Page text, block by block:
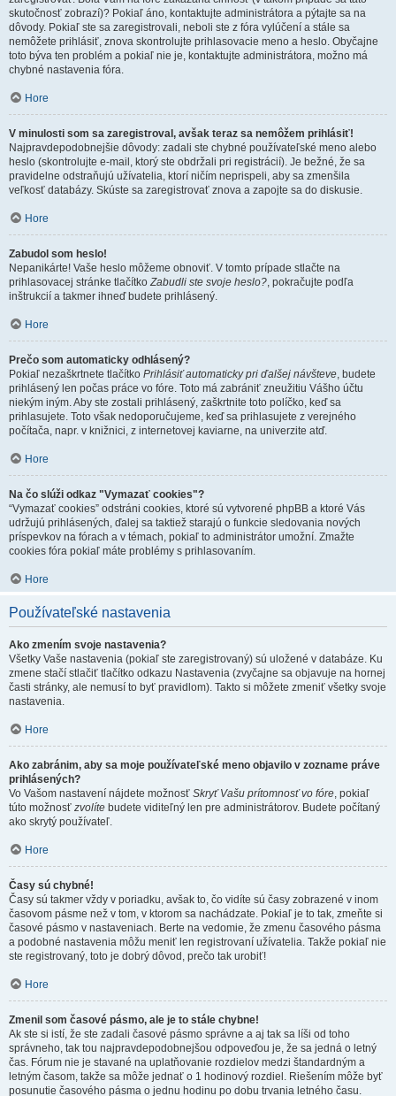
skutočnosť zobrazí)? Pokiaľ áno, kontaktujte administrátora a pýtajte sa na
dôvody. Pokiaľ ste sa zaregistrovali, neboli ste z fóra vylúčení a stále sa
nemôžete prihlásiť, znova skontrolujte prihlasovacie meno a heslo. Obyčajne
toto býva ten problém a pokiaľ nie je, kontaktujte administrátora, možno má
chybné nastavenia fóra.
Hore
V minulosti som sa zaregistroval, avšak teraz sa nemôžem prihlásiť!
Najpravdepodobnejšie dôvody: zadali ste chybné používateľské meno alebo
heslo (skontrolujte e-mail, ktorý ste obdržali pri registrácií). Je bežné, že sa
pravidelne odstraňujú užívatelia, ktorí ničím neprispeli, aby sa zmenšila
veľkosť databázy. Skúste sa zaregistrovať znova a zapojte sa do diskusie.
Hore
Zabudol som heslo!
Nepanikárte! Vaše heslo môžeme obnoviť. V tomto prípade stlačte na
prihlasovacej stránke tlačítkoZabudli ste svoje heslo?, pokračujte podľa
inštrukcií a takmer ihneď budete prihlásený.
Hore
Prečo som automaticky odhlásený?
Pokiaľ nezaškrtnete tlačítko Prihlásiť automaticky pri ďalšej návšteve, budete
prihlásený len počas práce vo fóre. Toto má zabrániť zneužitiu Vášho účtu
niekým iným. Aby ste zostali prihlásený, zaškrtnite toto políčko, keď sa
prihlasujete. Toto však nedoporučujeme, keď sa prihlasujete z verejného
počítača, napr. v knižnici, z internetovej kaviarne, na univerzite atď.
Hore
Na čo slúži odkaz "Vymazať cookies"?
“Vymazať cookies” odstráni cookies, ktoré sú vytvorené phpBB a ktoré Vás
udržujú prihlásených, ďalej sa taktiež starajú o funkcie sledovania nových
príspevkov na fórach a v témach, pokiaľ to administrátor umožní. Zmažte
cookies fóra pokiaľ máte problémy s prihlasovaním.
Hore
Používateľské nastavenia
Ako zmením svoje nastavenia?
Všetky Vaše nastavenia (pokiaľ ste zaregistrovaný) sú uložené v databáze. Ku
zmene stačí stlačiť tlačítko odkazu Nastavenia (zvyčajne sa objavuje na hornej
časti stránky, ale nemusí to byť pravidlom). Takto si môžete zmeniť všetky svoje
nastavenia.
Hore
Ako zabránim, aby sa moje používateľské meno objavilo v zozname práve
prihlásených?
Vo Vašom nastavení nájdete možnosť Skryť Vašu prítomnosť vo fóre, pokiaľ
túto možnosť zvolíte budete viditeľný len pre administrátorov. Budete počítaný
ako skrytý používateľ.
Hore
Časy sú chybné!
Časy sú takmer vždy v poriadku, avšak to, čo vidíte sú časy zobrazené v inom
časovom pásme než v tom, v ktorom sa nachádzate. Pokiaľ je to tak, zmeňte si
časové pásmo v nastaveniach. Berte na vedomie, že zmenu časového pásma
a podobné nastavenia môžu meniť len registrovaní užívatelia. Takže pokiaľ nie
ste registrovaný, toto je dobrý dôvod, prečo tak urobiť!
Hore
Zmenil som časové pásmo, ale je to stále chybne!
Ak ste si istí, že ste zadali časové pásmo správne a aj tak sa líši od toho
správneho, tak tou najpravdepodobnejšou odpoveďou je, že sa jedná o letný
čas. Fórum nie je stavané na uplatňovanie rozdielov medzi štandardným a
letným časom, takže sa môže jednať o 1 hodinový rozdiel. Riešením môže byť
posunutie časového pásma o jednu hodinu po dobu trvania letného času.